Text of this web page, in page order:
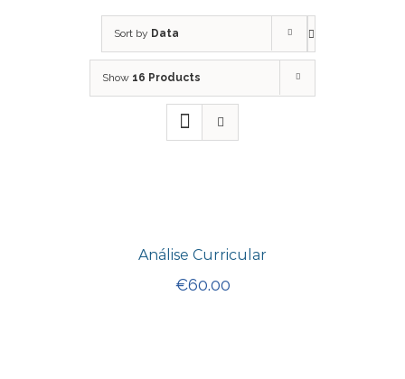
Sort by Data
Show 16 Products
Análise Curricular
€60.00